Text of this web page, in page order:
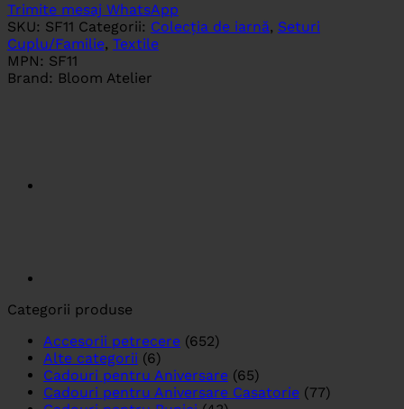
Trimite mesaj WhatsApp
SKU: SF11 Categorii: Colecția de iarnă, Seturi
Cuplu/Familie, Textile
MPN: SF11
Brand: Bloom Atelier
Categorii produse
Accesorii petrecere (652)
Alte categorii (6)
Cadouri pentru Aniversare (65)
Cadouri pentru Aniversare Casatorie (77)